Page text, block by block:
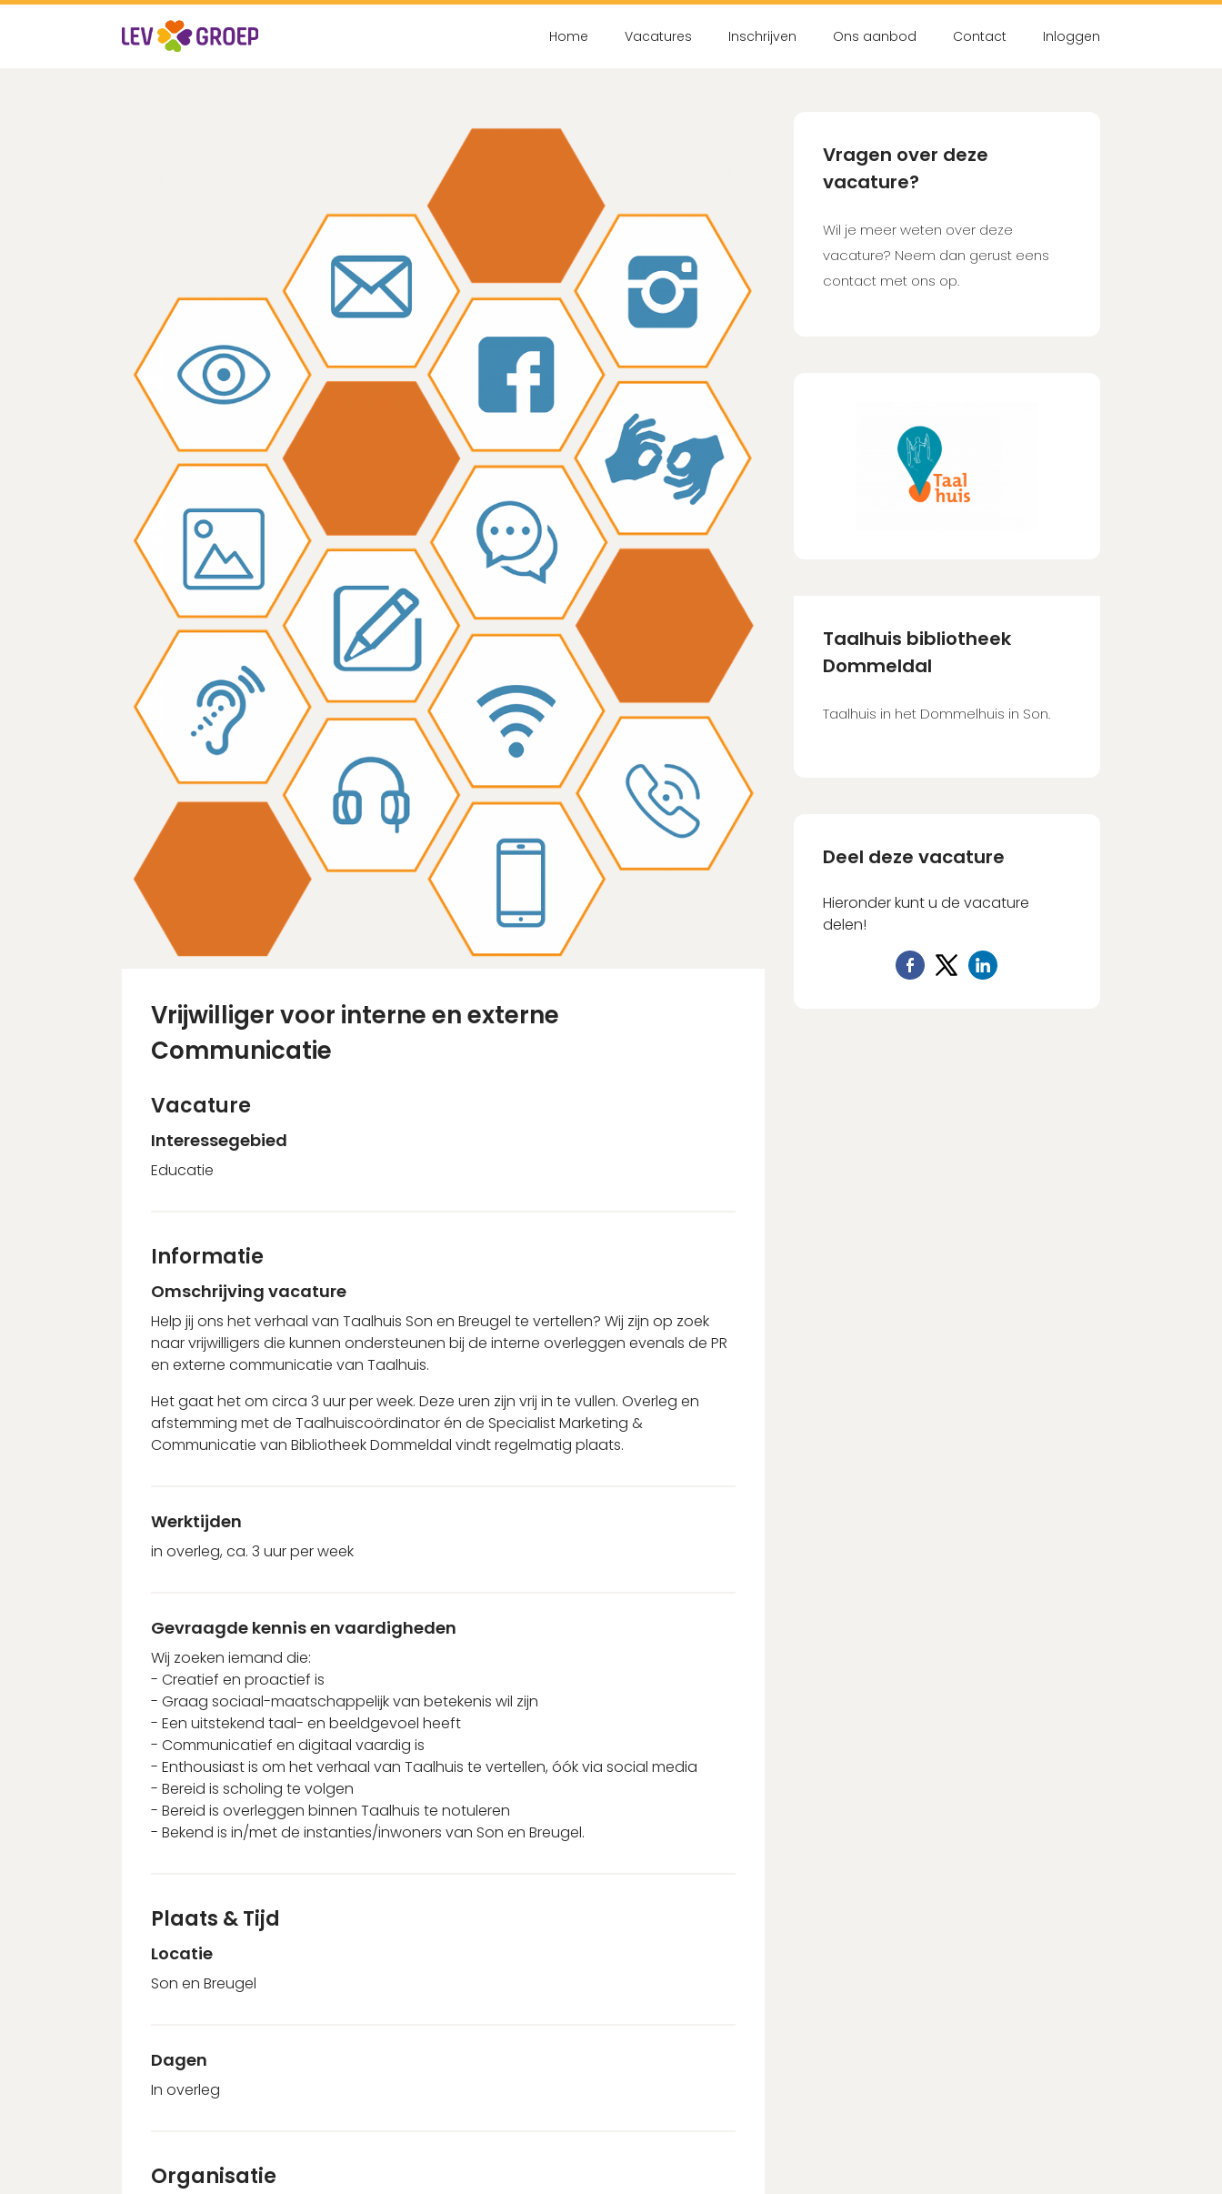
Home Vacatures Inschrijven Ons aanbod Contact Inloggen
Vrijwilliger voor interne en externe
Communicatie
Vacature
Interessegebied
Educatie
Informatie
Omschrijving vacature
Help jij ons het verhaal van Taalhuis Son en Breugel te vertellen? Wij zijn op zoek
naar vrijwilligers die kunnen ondersteunen bij de interne overleggen evenals de PR
en externe communicatie van Taalhuis.
Het gaat het om circa 3 uur per week. Deze uren zijn vrij in te vullen. Overleg en
afstemming met de Taalhuiscoördinator én de Specialist Marketing &
Communicatie van Bibliotheek Dommeldal vindt regelmatig plaats.
Werktijden
in overleg, ca. 3 uur per week
Gevraagde kennis en vaardigheden
Wij zoeken iemand die:
- Creatief en proactief is
- Graag sociaal-maatschappelijk van betekenis wil zijn
- Een uitstekend taal- en beeldgevoel heeft
- Communicatief en digitaal vaardig is
- Enthousiast is om het verhaal van Taalhuis te vertellen, óók via social media
- Bereid is scholing te volgen
- Bereid is overleggen binnen Taalhuis te notuleren
- Bekend is in/met de instanties/inwoners van Son en Breugel.
Plaats & Tijd
Locatie
Son en Breugel
Dagen
In overleg
Organisatie
Vragen over deze
vacature?
Wil je meer weten over deze
vacature? Neem dan gerust eens
contact met ons op.
Taalhuis bibliotheek
Dommeldal
Taalhuis in het Dommelhuis in Son.
Deel deze vacature
Hieronder kunt u de vacature
delen!
Login Wachtwoord vergeten?
Account aanmaken